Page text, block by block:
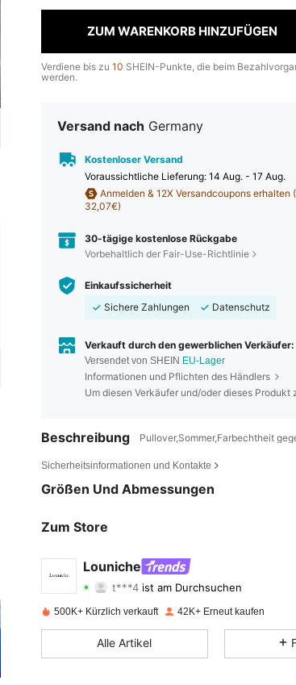
Brust: 104 cm / 41 in, Farbe: marineblau, Größe: L
ZUM WARENKORB HINZUFÜGEN
Verdiene bis zu 10 SHEIN-Punkte, die beim
werden.
Versand nach Germany
Kostenloser Versand
Voraussichtliche Lieferung: 14 Aug. - 17 Aug.
Anmelden & 12X Versandcoupons erhalten
32,07€)
30-tägige kostenlose Rückgabe
Vorbehaltlich der Fair-Use-Richtlinie
Einkaufssicherheit
Sichere Zahlungen
Datenschutz
Verkauft durch den gewerblichen Verkäufer:
Versendet von SHEIN EU-Lager
Informationen und Pflichten des Händlers
Beschreibung Pullover,Sommer,Farbechtheit
Sicherheitsinformationen und Kontakte
Größen Und Abmessungen
Zum Store
Louniche
4,64 1K
t***4ist am Durchsuchen
4,64 Bewertung 1KArtikel 50K
4,64
500K+ Kürzlich verkauft 42K+ Erneut kaufen
Alle Artikel